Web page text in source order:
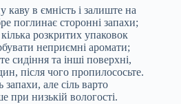
каву в ємність і залиште на
поглинає сторонні запахи;
розкритих упаковок
неприємні аромати;
сидіння та інші поверхні,
після чого пропилососьте.
але сіль варто
при низькій вологості.